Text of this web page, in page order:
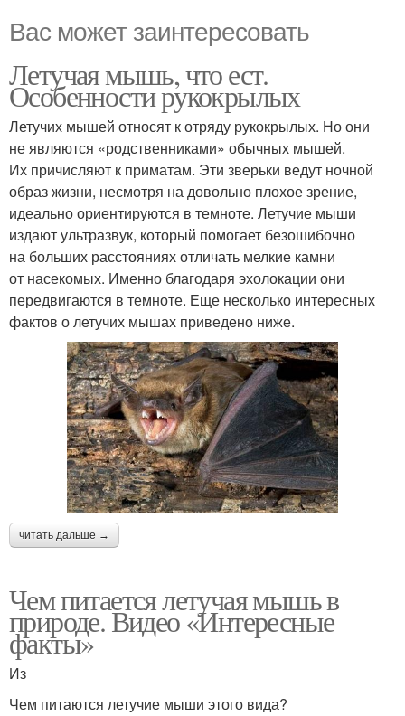
Вас может заинтересовать
Летучая мышь, что ест.
Особенности рукокрылых
Летучих мышей относят к отряду рукокрылых. Но они
не являются «родственниками» обычных мышей.
Их причисляют к приматам. Эти зверьки ведут ночной
образ жизни, несмотря на довольно плохое зрение,
идеально ориентируются в темноте. Летучие мыши
издают ультразвук, который помогает безошибочно
на больших расстояниях отличать мелкие камни
от насекомых. Именно благодаря эхолокации они
передвигаются в темноте. Еще несколько интересных
фактов о летучих мышах приведено ниже.
читать дальше →
Чем питается летучая мышь в
природе. Видео «Интересные
факты»
Из
Чем питаются летучие мыши этого вида?